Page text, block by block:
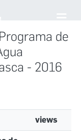
de
- 2016
views